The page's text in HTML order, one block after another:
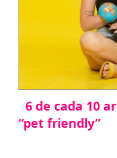
6 de cada 10
“pet friendly”